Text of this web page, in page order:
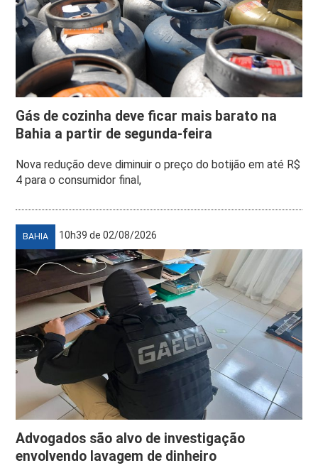
Gás de cozinha deve ficar mais barato na
Bahia a partir de segunda-feira
Nova redução deve diminuir o preço do botijão em até R$
4 para o consumidor final,
BAHIA 10h39 de 02/08/2026
Advogados são alvo de investigação
envolvendo lavagem de dinheiro